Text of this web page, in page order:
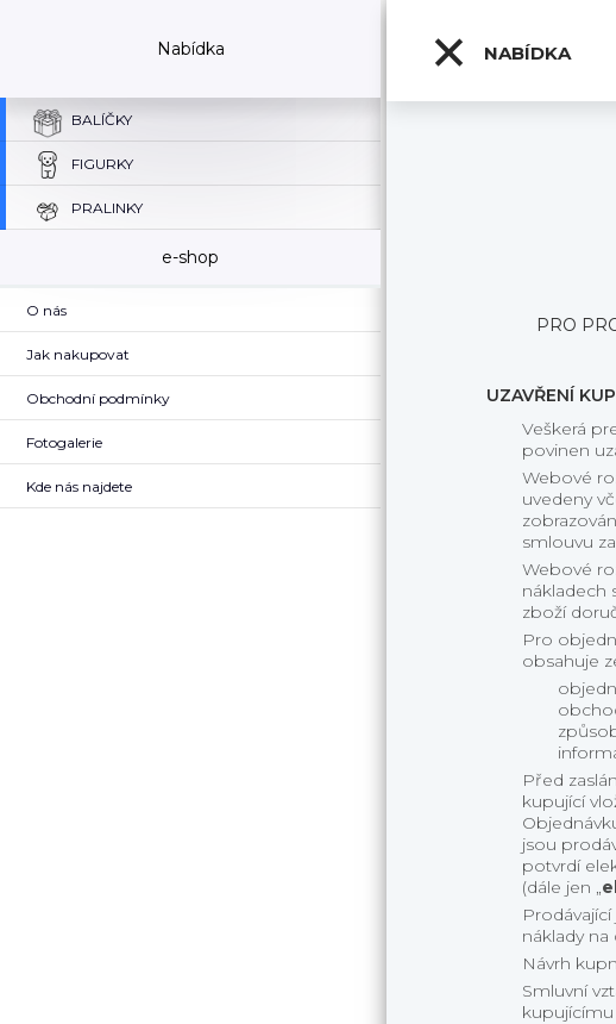
Nabídka
BALÍČKY
FIGURKY
PRALINKY
e-shop
O nás
Jak nakupovat
Obchodní podmínky
Fotogalerie
Kde nás najdete
NABÍDKA
PRO
UZAVŘENÍ
Veškerá
povinen
Webové
uvedeny
smlouvu
Webové
nákladech
zboží
Pro
obsahuje
Před
kupující
jsou
potvrdí
(dále jen „
náklady
Návrh
Smluvní